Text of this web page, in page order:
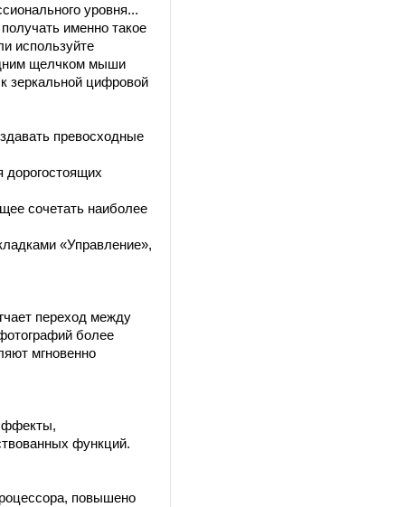
уровня...
именно такое
используйте
щелчком мыши
зеркальной цифровой
превосходные
сочетать наиболее
«Управление»,
переход между
более
мгновенно
функций.
повышено